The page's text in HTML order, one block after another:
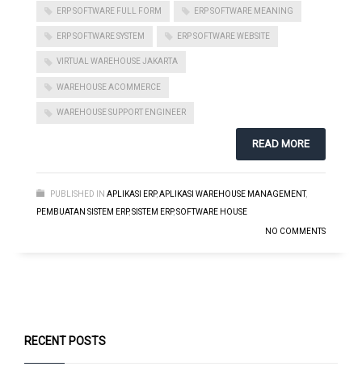
ERP SOFTWARE FULL FORM ERP SOFTWARE MEANING
ERP SOFTWARE SYSTEM ERP SOFTWARE WEBSITE
VIRTUAL WAREHOUSE JAKARTA
WAREHOUSE ACOMMERCE
WAREHOUSE SUPPORT ENGINEER
READ MORE
PUBLISHED IN APLIKASI ERP,APLIKASI WAREHOUSE MANAGEMENT,
PEMBUATAN SISTEM ERP,SISTEM ERP,SOFTWARE HOUSE
NO COMMENTS
RECENT POSTS